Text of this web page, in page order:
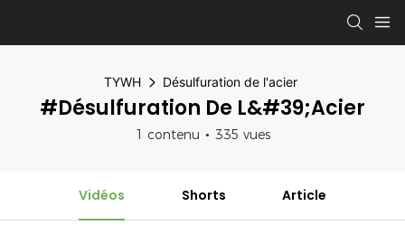
TYWH Désulfuration de l'acier
#Désulfuration De L&#39;acier
1 contenu 335 vues
Vidéos Shorts Article